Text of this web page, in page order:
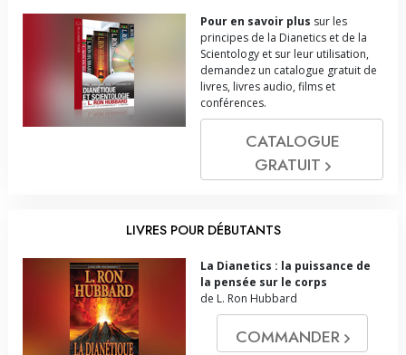
Pour en savoir plus sur les
principes de la Dianetics et de la
Scientology et sur leur utilisation,
demandez un catalogue gratuit de
livres, livres audio, films et
conférences.
CATALOGUE
GRATUIT
LIVRES POUR DÉBUTANTS
La Dianetics : la puissance de
la pensée sur le corps
de L. Ron Hubbard
COMMANDER